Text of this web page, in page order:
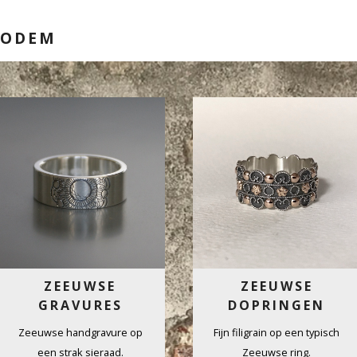
ZEEUWSE
GRAVURES
Zeeuwse handgravure op
een strak sieraad.
ZEEUWSE
DOPRINGEN
Fijn filigrain op een typisch
Zeeuwse ring.